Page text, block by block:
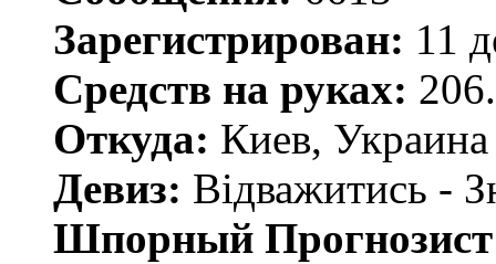
Зарегистрирован: 11
Средств на руках:
Откуда: Киев, Украина
Девиз: Відважитись -
Шпорный